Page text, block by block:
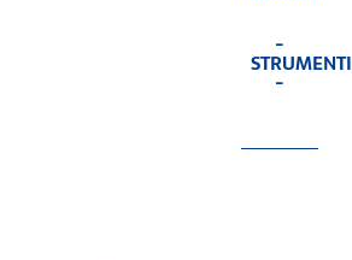
-
STRUMENTI
-